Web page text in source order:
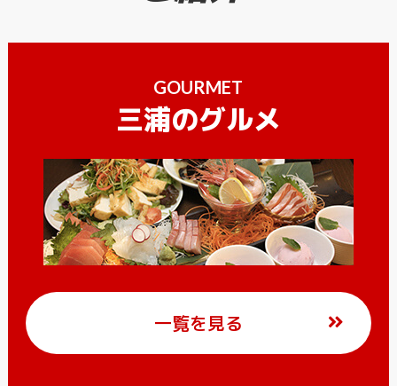
GOURMET
三浦のグルメ
一覧を見る